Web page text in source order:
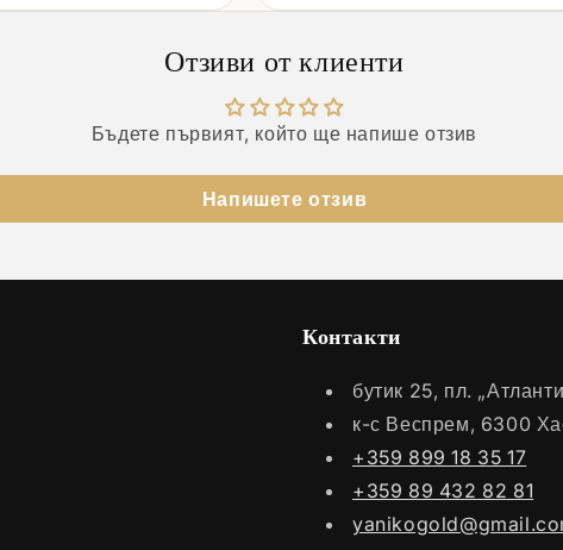
Отзиви от клиенти
Бъдете първият, който ще напише отзив
Напишете отзив
Контакти
бутик 25, пл.
к-с Веспрем, 6300
+359 899 18 35 17
+359 89 432 82 81